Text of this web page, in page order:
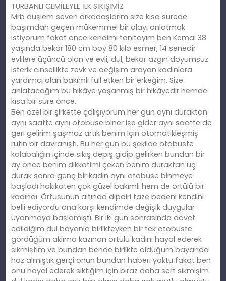
TÜRBANLI CEMİLEYLE İLK SİKİŞİMİZ
Mrb düşlem seven arkadaşlarım size kısa sürede
başımdan geçen mükemmel bir olayı anlatmak
istiyorum fakat önce kendimi tanıtayım ben Kemal 38
yaşında bekâr 180 cm boy 80 kilo esmer, 14 senedir
evlilere üçüncü olan ve evli, dul, bekar azgın doyumsuz
isterik cinsellikte zevk ve değişim arayan kadınlara
yardımcı olan bakımlı full etken bir erkeğim. Size
anlatacağım bu hikâye yaşanmış bir hikâyedir hemde
kısa bir süre önce.
Ben özel bir şirkette çalışıyorum her gün aynı duraktan
aynı saatte aynı otobüse biner işe gider aynı saatte de
geri gelirim şaşmaz artık benim için otomatikleşmiş
rutin bir davranıştı. Bu her gün bu şekilde otobüste
kalabalığın içinde sıkış depiş gidip gelirken bundan bir
ay önce benim dikkatimi çeken benim duraktan üç
durak sonra genç bir kadın aynı otobüse binmeye
başladı hakikaten çok güzel bakımlı hem de örtülü bir
kadındı. Örtüsünün altında dipdiri taze bedeni kendini
belli ediyordu ona karşı kendimde değişik duygular
uyanmaya başlamıştı. Bir iki gün sonrasında davet
edildiğim dul bayanla birlikteyken bir tek otobüste
gördüğüm aklıma kazınan örtülü kadını hayal ederek
sikmiştim ve bundan bende birlikte olduğum bayanda
haz almıştık gerçi onun bundan haberi yoktu fakat ben
onu hayal ederek siktiğim için biraz daha sert sikmişim